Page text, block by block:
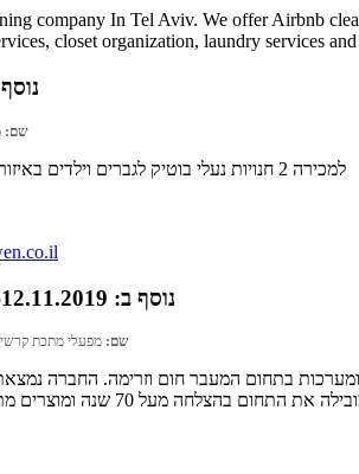
company In Tel Aviv. We offer Airbnb
closet organization, laundry services
נוסף ב:
שם:
למכירה 2 חנויות נעלי בוטיק לגברים וילדים באיזור המרכז בעלי מותג פריכותי ומנצח
נוסף ב: 12.11.2019
שם: מפעלי מתכת
בתחום המעבר חום וזרימה. החברה
עם שת"פ עם חברות מובילות בתחום